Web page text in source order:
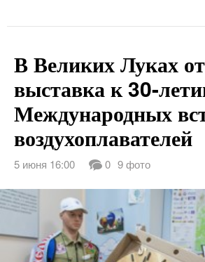
В Великих Луках
выставка к 30-
Международных
воздухоплавателей
5 июня 16:00 0 9 фото